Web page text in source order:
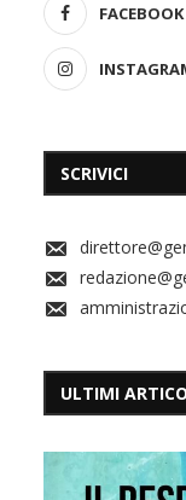
FACEBOOK
SCRIVICI
ULTIMI